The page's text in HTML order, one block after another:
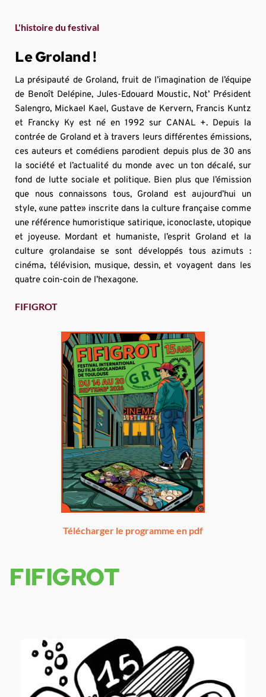
FIFIGROT
L'histoire du festival
Le Groland !
La présipauté de Groland, fruit de l’imagination de l’équipe
de Benoît Delépine, Jules-Edouard Moustic, Not’ Président
Salengro, Mickael Kael, Gustave de Kervern, Francis Kuntz
et Francky Ky est né en 1992 sur CANAL +. Depuis la
contrée de Groland et à travers leurs différentes émissions,
ces auteurs et comédiens parodient depuis plus de 30 ans
la société et l’actualité du monde avec un ton décalé, sur
fond de lutte sociale et politique. Bien plus que l’émission
que nous connaissons tous, Groland est aujourd’hui un
style, «une patte» inscrite dans la culture française comme
une référence humoristique satirique, iconoclaste, utopique
et joyeuse. Mordant et humaniste, l’esprit Groland et la
culture grolandaise se sont développés tous azimuts :
cinéma, télévision, musique, dessin, et voyagent dans les
quatre coin-coin de l’hexagone.
FIFIGROT
Télécharger le programme en pdf